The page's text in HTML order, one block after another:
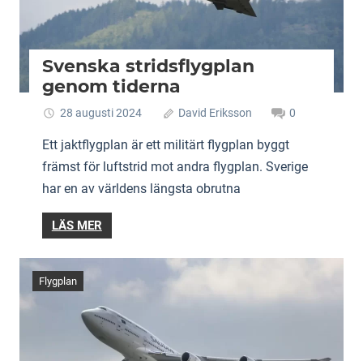
Svenska stridsflygplan
genom tiderna
28 augusti 2024 David Eriksson 0
Ett jaktflygplan är ett militärt flygplan byggt
främst för luftstrid mot andra flygplan. Sverige
har en av världens längsta obrutna
LÄS MER
Flygplan